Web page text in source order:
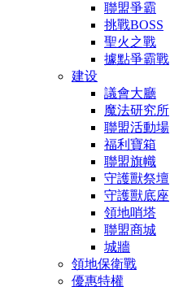
聯盟爭霸
挑戰BOSS
聖火之戰
據點爭霸戰
建设
議會大廳
魔法研究所
聯盟活動場
福利寶箱
聯盟旗幟
守護獸祭壇
守護獸底座
領地哨塔
聯盟商城
城牆
領地保衛戰
優惠特權